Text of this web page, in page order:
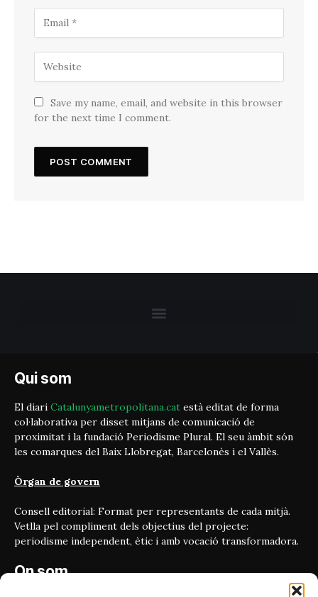
Save my name, email, and website in this browser
for the next time I comment.
Qui som
El diari Catalunyametropolitana.cat està editat de forma
col·laborativa per disset mitjans de comunicació de
proximitat i la fundació Periodisme Plural. El seu àmbit són
les comarques del Baix Llobregat, Barcelonès i el Vallès.
Òrgan de govern
Consell editorial: Format per representants de cada mitjà.
Vetlla pel compliment dels objectius del projecte:
periodisme independent, ètic i amb vocació transformadora.
On som